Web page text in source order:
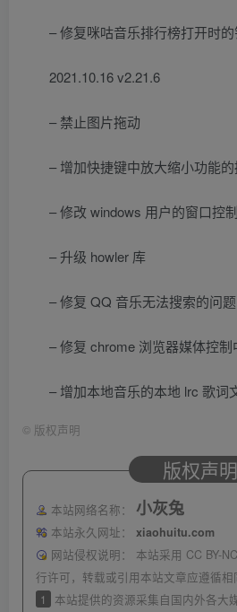
– 修复咪咕音乐排行榜打开时
2021.10.16 v2.21.6
– 禁止图片拖动
– 增加快捷键中放大缩小功能
– 修改 windows 用户的窗口控
– 升级 howler 库
– 修复 QQ 音乐无法搜索的问题
– 修复 chrome 浏览器媒体控
– 增加本地音乐的本地 lrc 歌词
© 版权声明
版权声明
本站网络名称： 小灰兔
本站永久网址：
xiaohuitu.com
网站侵权说明：
本站采用 CC BY-
行许可，转载或引用本站文章应遵循相
1
本站提供的资源采集自国内外各大